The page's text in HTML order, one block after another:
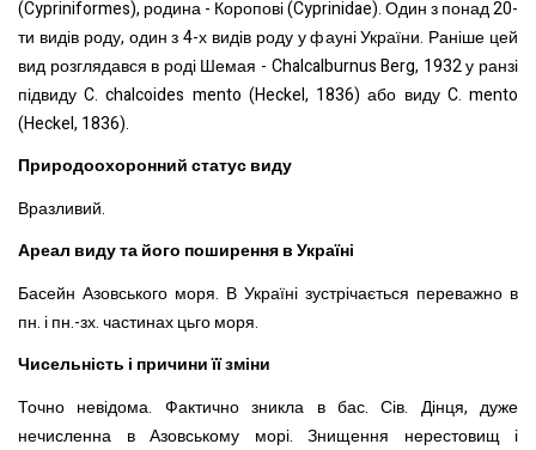
(Cypriniformes), родина - Коропові (Cyprinidae). Один з понад 20-
ти видів роду, один з 4-х видів роду у фауні України. Раніше цей
вид розглядався в роді Шемая - Chalcalburnus Berg, 1932 у ранзі
підвиду C. chalcoides mento (Heckel, 1836) або виду C. mento
(Heckel, 1836).
Природоохоронний статус виду
Вразливий.
Ареал виду та його поширення в Україні
Басейн Азовського моря. В Україні зустрічається переважно в
пн. і пн.-зх. частинах цьго моря.
Чисельність і причини її зміни
Точно невідома. Фактично зникла в бас. Сів. Дінця, дуже
нечисленна в Азовському морі. Знищення нерестовищ і